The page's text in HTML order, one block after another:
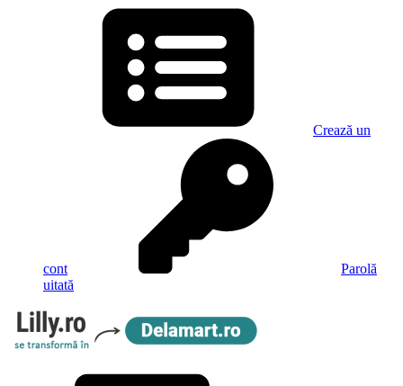
Crează un
cont
Parolă
uitată